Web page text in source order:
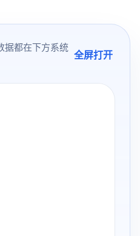
据都在下方系统
全屏打开